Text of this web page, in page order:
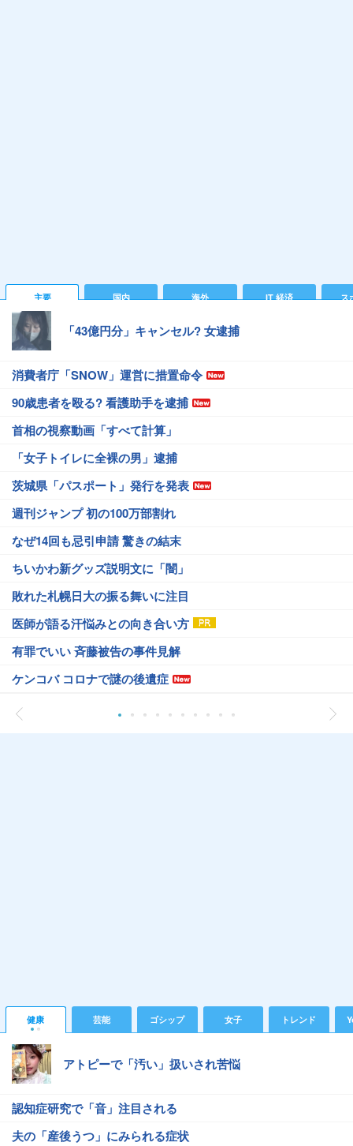
主要 国内 海外 IT 経済 ス
「43億円分」キャンセル? 女逮捕
消費者庁「SNOW」運営に措置命令
90歳患者を殴る? 看護助手を逮捕
首相の視察動画「すべて計算」
「女子トイレに全裸の男」逮捕
茨城県「パスポート」発行を発表
週刊ジャンプ 初の100万部割れ
なぜ14回も忌引申請 驚きの結末
ちいかわ新グッズ説明文に「闇」
敗れた札幌日大の振る舞いに注目
医師が語る汗悩みとの向き合い方
有罪でいい 斉藤被告の事件見解
ケンコバ コロナで謎の後遺症
健康 芸能 ゴシップ 女子 トレンド
アトピーで「汚い」扱いされ苦悩
認知症研究で「音」注目される
夫の「産後うつ」にみられる症状